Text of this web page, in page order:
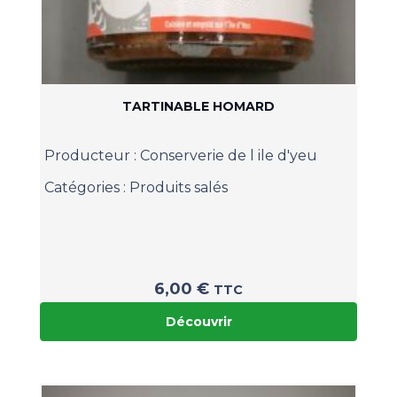
TARTINABLE HOMARD
Producteur : Conserverie de l ile d'yeu
Catégories : Produits salés
6,00 € TTC
Découvrir